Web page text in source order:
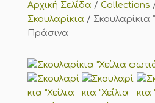
Αρχική Σελίδα / Collections
Σκουλαρίκια / Σκουλαρίκια
Πράσινα